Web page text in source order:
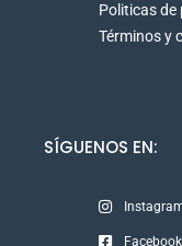
Politicas de
Términos y
SÍGUENOS EN:
Facebook